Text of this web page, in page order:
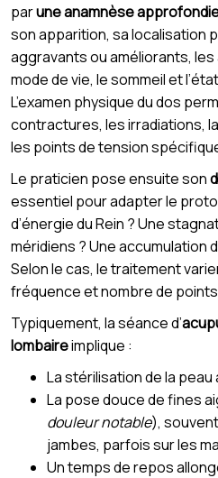
parune anamnèse
son apparition, sa localisation
aggravants ou améliorants,
mode de vie, le sommeil et
L’examen physique du dos
contractures, les irradiations,
les points de tension
Le praticien pose ensuite son
essentiel pour adapter le
d’énergie du Rein ? Une
méridiens ? Une accumulation
Selon le cas, le traitement
fréquence et nombre de
Typiquement, la séance d’
lombaireimplique :
La stérilisation de la
La pose douce de fines
douleur notable),
jambes, parfois sur les
Un temps de repos